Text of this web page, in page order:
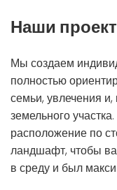
Наши
Мы создаем
полностью
семьи, увлечения
земельного
расположение по
ландшафт, чтобы
в среду и был